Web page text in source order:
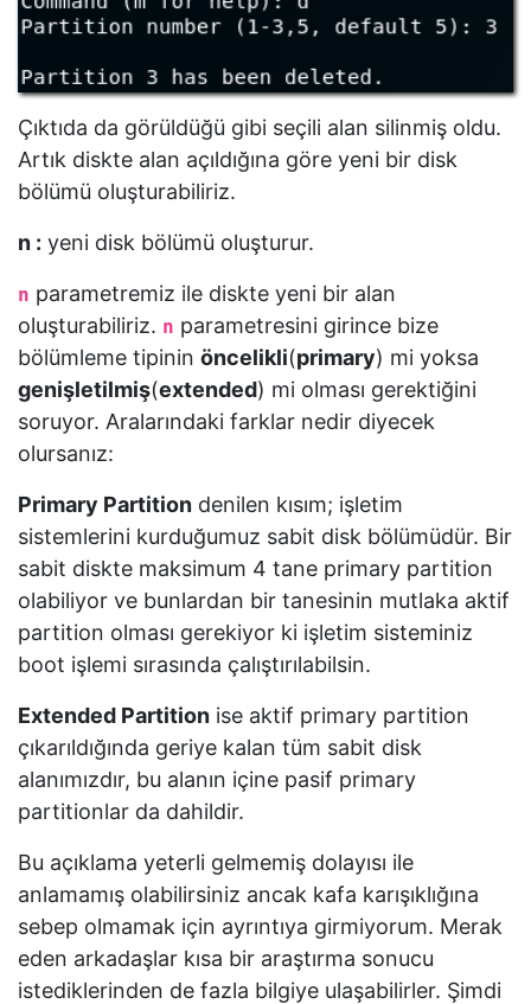
Çıktıda da görüldüğü gibi seçili alan silinmiş oldu.
Artık diskte alan açıldığına göre yeni bir disk
bölümü oluşturabiliriz.
n : yeni disk bölümü oluşturur.
n parametremiz ile diskte yeni bir alan
oluşturabiliriz. n parametresini girince bize
bölümleme tipinin öncelikli(primary) mi yoksa
genişletilmiş(extended) mi olması gerektiğini
soruyor. Aralarındaki farklar nedir diyecek
olursanız:
Primary Partition denilen kısım; işletim
sistemlerini kurduğumuz sabit disk bölümüdür. Bir
sabit diskte maksimum 4 tane primary partition
olabiliyor ve bunlardan bir tanesinin mutlaka aktif
partition olması gerekiyor ki işletim sisteminiz
boot işlemi sırasında çalıştırılabilsin.
Extended Partition ise aktif primary partition
çıkarıldığında geriye kalan tüm sabit disk
alanımızdır, bu alanın içine pasif primary
partitionlar da dahildir.
Bu açıklama yeterli gelmemiş dolayısı ile
anlamamış olabilirsiniz ancak kafa karışıklığına
sebep olmamak için ayrıntıya girmiyorum. Merak
eden arkadaşlar kısa bir araştırma sonucu
istediklerinden de fazla bilgiye ulaşabilirler. Şimdi